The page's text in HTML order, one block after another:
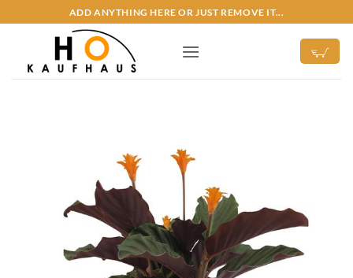
Inhalt
ADD ANYTHING HERE OR JUST REMOVE IT...